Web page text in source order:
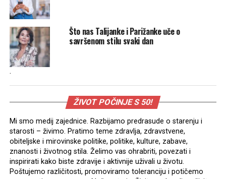
Što nas Talijanke i Parižanke uče o
savršenom stilu svaki dan
.
ŽIVOT POČINJE S 50!
Mi smo medij zajednice. Razbijamo predrasude o starenju i
starosti – živimo. Pratimo teme zdravlja, zdravstvene,
obiteljske i mirovinske politike, politike, kulture, zabave,
znanosti i životnog stila. Želimo vas ohrabriti, povezati i
inspirirati kako biste zdravije i aktivnije uživali u životu.
Poštujemo različitosti, promoviramo toleranciju i potičemo